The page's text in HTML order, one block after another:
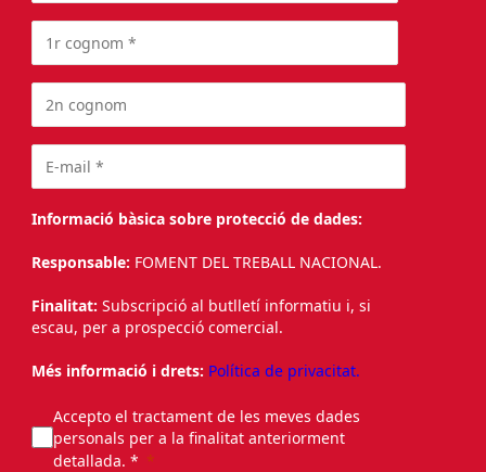
Informació bàsica sobre protecció de dades:
Responsable: FOMENT DEL TREBALL NACIONAL.
Finalitat: Subscripció al butlletí informatiu i, si
escau, per a prospecció comercial.
Més informació i drets: Política de privacitat.
Accepto el tractament de les meves dades
personals per a la finalitat anteriorment
detallada. *